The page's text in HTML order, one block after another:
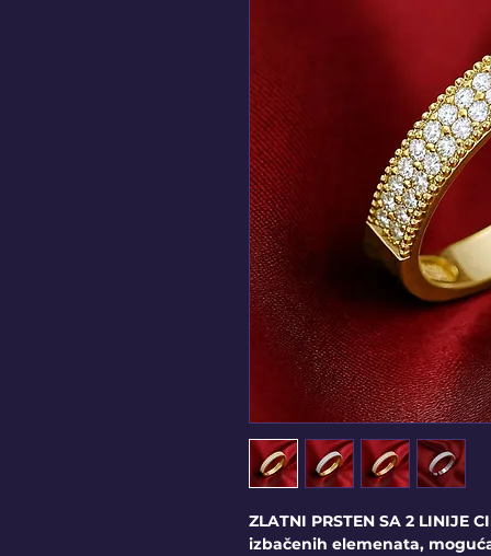
ZLATNI PRSTEN SA 2 LINIJE
izbačenih elemenata,